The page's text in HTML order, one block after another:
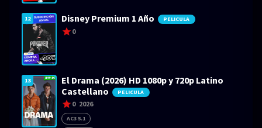
12 Disney Premium 1 Año PELICULA
0
13
El Drama (2026) HD 1080p y 720p Latino
Castellano
PELICULA
0 2026
AC3 5.1